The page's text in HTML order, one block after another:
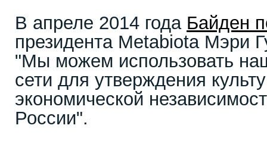
В апреле 2014 года Байден
президента Metabiota Мэри
"Мы можем использовать
сети для утверждения
экономической
России".